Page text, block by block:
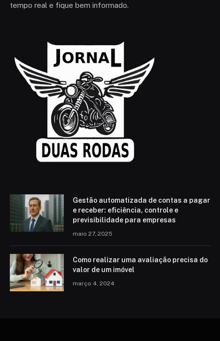
tempo real e fique bem informado.
Gestão automatizada de contas a pagar
e receber: eficiência, controle e
previsibilidade para empresas
maio 27, 2025
Como realizar uma avaliação precisa do
valor de um imóvel
março 4, 2024